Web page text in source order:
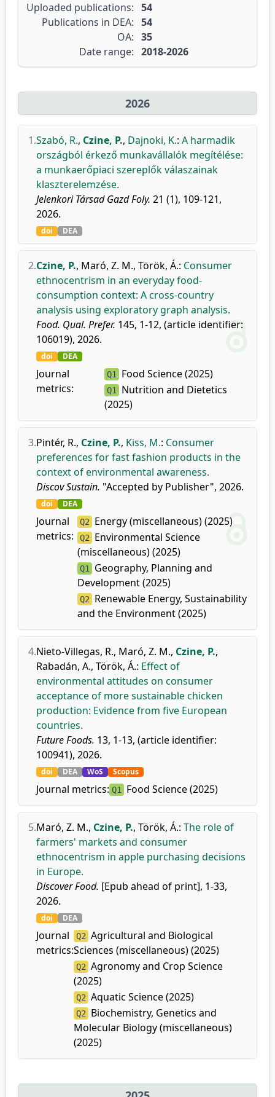
Uploaded publications: 54
Publications in DEA: 54
OA: 35
Date range: 2018-2026
2026
1.Szabó, R., Czine, P., Dajnoki, K.: A harmadik
országból érkező munkavállalók megítélése:
a munkaerőpiaci szereplők válaszainak
klaszterelemzése.
Jelenkori Társad Gazd Foly. 21 (1), 109-121,
2026.
doi DEA
2.Czine, P., Maró, Z. M., Török, Á.: Consumer
ethnocentrism in an everyday food-
consumption context: A cross-country
analysis using exploratory graph analysis.
Food. Qual. Prefer. 145, 1-12, (article identifier:
106019), 2026.
doi DEA
Journal
metrics:
Q1 Food Science (2025)
Q1 Nutrition and Dietetics
(2025)
3.Pintér, R., Czine, P., Kiss, M.: Consumer
preferences for fast fashion products in the
context of environmental awareness.
Discov Sustain. "Accepted by Publisher", 2026.
doi DEA
Journal
metrics:
Q2 Energy (miscellaneous) (2025)
Q2
Environmental Science
(miscellaneous) (2025)
Q1
Geography, Planning and
Development (2025)
Q2
Renewable Energy, Sustainability
and the Environment (2025)
4.Nieto-Villegas, R., Maró, Z. M., Czine, P.,
Rabadán, A., Török, Á.: Effect of
environmental attitudes on consumer
acceptance of more sustainable chicken
production: Evidence from five European
countries.
Future Foods. 13, 1-13, (article identifier:
100941), 2026.
doi DEA WoS Scopus
Journal metrics: Q1 Food Science (2025)
5.Maró, Z. M., Czine, P., Török, Á.: The role of
farmers' markets and consumer
ethnocentrism in apple purchasing decisions
in Europe.
Discover Food. [Epub ahead of print], 1-33,
2026.
doi DEA
Journal
metrics:
Q2 Agricultural and Biological
Sciences (miscellaneous) (2025)
Q2 Agronomy and Crop Science
(2025)
Q2 Aquatic Science (2025)
Q2
Biochemistry, Genetics and
Molecular Biology (miscellaneous)
(2025)